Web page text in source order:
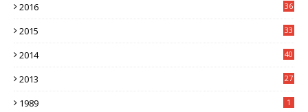
2016
36
2015
33
2014
40
2013
27
1989 1